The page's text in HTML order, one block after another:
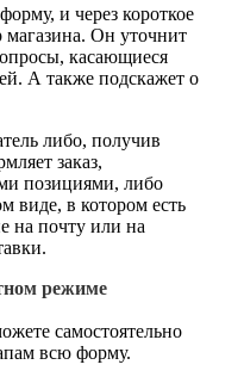
и через короткое
магазина. Он уточнит
касающиеся
А также подскажет о
либо, получив
заказ,
позициями, либо
виде, в котором есть
на почту или на
режиме
самостоятельно
всю форму.